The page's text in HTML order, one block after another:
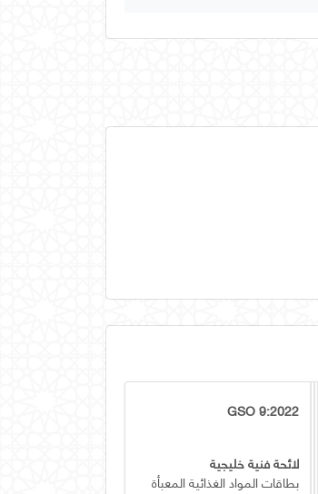
GSO 9:2022
لائحة فنية خليجية
بطاقات المواد الغذائية المعبأة